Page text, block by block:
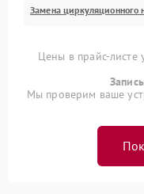
Замена циркуляционного
Цены в прайс-листе
Мы проверим ваше